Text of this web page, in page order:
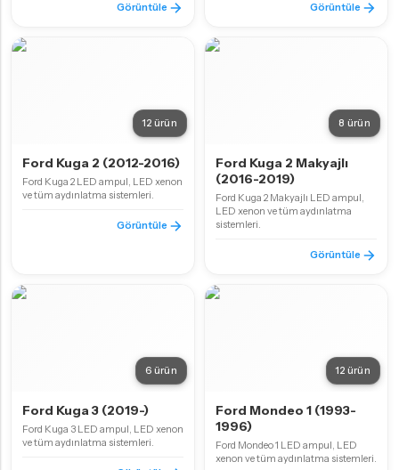
Görüntüle Görüntüle
12 ürün
Ford Kuga 2 (2012-2016)
Ford Kuga 2 LED ampul, LED xenon
ve tüm aydınlatma sistemleri.
Görüntüle
8 ürün
Ford Kuga 2 Makyajlı
(2016-2019)
Ford Kuga 2 Makyajlı LED ampul,
LED xenon ve tüm aydınlatma
sistemleri.
Görüntüle
6 ürün
Ford Kuga 3 (2019-)
Ford Kuga 3 LED ampul, LED xenon
ve tüm aydınlatma sistemleri.
12 ürün
Ford Mondeo 1 (1993-
1996)
Ford Mondeo 1 LED ampul, LED
xenon ve tüm aydınlatma sistemleri.